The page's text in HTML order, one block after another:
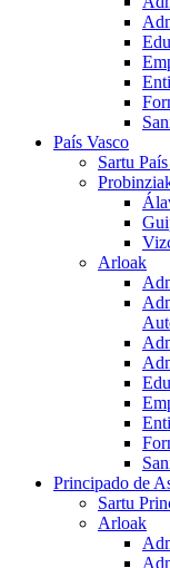
País Vasco
Sartu
Arloak
Principado de
Sartu
Arloak